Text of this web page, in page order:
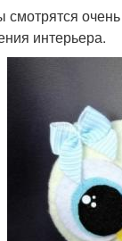
смотрятся
интерьера.